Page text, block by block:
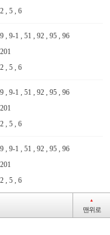
2 , 5 , 6
9 , 9-1 , 51 , 92 , 95 , 96
201
2 , 5 , 6
9 , 9-1 , 51 , 92 , 95 , 96
201
2 , 5 , 6
9 , 9-1 , 51 , 92 , 95 , 96
201
2 , 5 , 6
▲
맨위로